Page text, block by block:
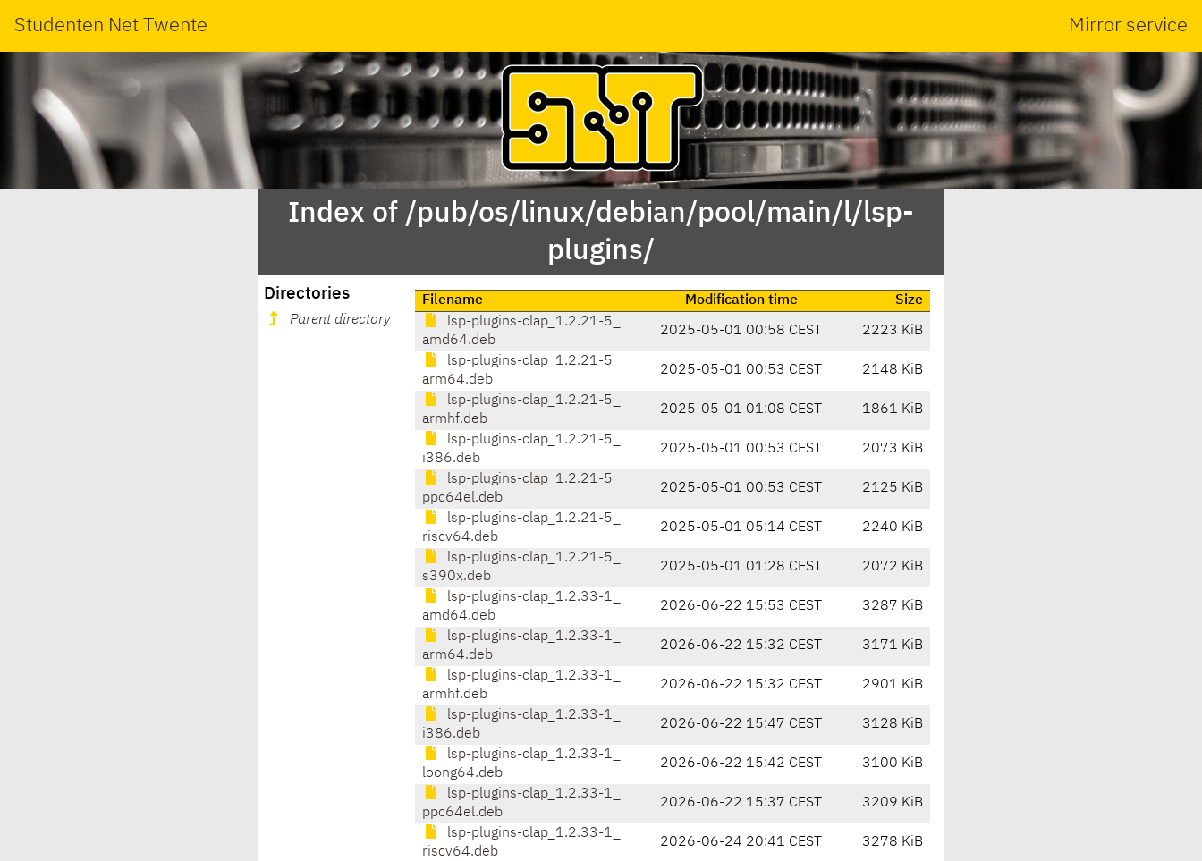
Studenten Net Twente Mirror service
Index of /pub/os/linux/debian/pool/main/l/lsp-
plugins/
Directories
Parent directory
Filename Modification time
Size
lsp-plugins-clap_1.2.21-5_
amd64.deb
2025-05-01 00:58 CEST 2223 KiB
lsp-plugins-clap_1.2.21-5_
arm64.deb
2025-05-01 00:53 CEST 2148 KiB
lsp-plugins-clap_1.2.21-5_
armhf.deb
2025-05-01 01:08 CEST 1861 KiB
lsp-plugins-clap_1.2.21-5_
i386.deb
2025-05-01 00:53 CEST 2073 KiB
lsp-plugins-clap_1.2.21-5_
ppc64el.deb
2025-05-01 00:53 CEST 2125 KiB
lsp-plugins-clap_1.2.21-5_
riscv64.deb
2025-05-01 05:14 CEST 2240 KiB
lsp-plugins-clap_1.2.21-5_
s390x.deb
2025-05-01 01:28 CEST 2072 KiB
lsp-plugins-clap_1.2.33-1_
amd64.deb
2026-06-22 15:53 CEST 3287 KiB
lsp-plugins-clap_1.2.33-1_
arm64.deb
2026-06-22 15:32 CEST 3171 KiB
lsp-plugins-clap_1.2.33-1_
armhf.deb
2026-06-22 15:32 CEST 2901 KiB
lsp-plugins-clap_1.2.33-1_
i386.deb
2026-06-22 15:47 CEST 3128 KiB
lsp-plugins-clap_1.2.33-1_
loong64.deb
2026-06-22 15:42 CEST 3100 KiB
lsp-plugins-clap_1.2.33-1_
ppc64el.deb
2026-06-22 15:37 CEST 3209 KiB
lsp-plugins-clap_1.2.33-1_
riscv64.deb
2026-06-24 20:41 CEST 3278 KiB